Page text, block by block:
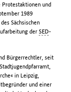
und
1989
Sächsischen
derSED-
Bürgerrechtler, seit
in Leipzig,
und einer